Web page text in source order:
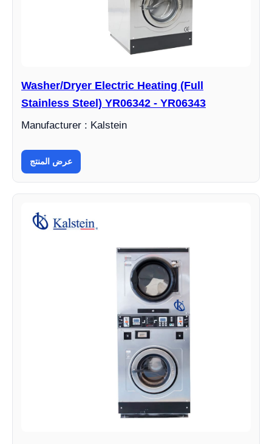
Washer/Dryer Electric Heating (Full
Stainless Steel) YR06342 - YR06343
Manufacturer : Kalstein
عرض المنتج